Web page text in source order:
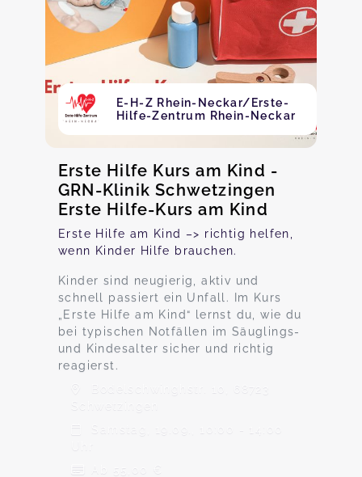
E-H-Z Rhein-Neckar/Erste-
Hilfe-Zentrum Rhein-Neckar
Erste Hilfe Kurs am Kind -
GRN-Klinik Schwetzingen
Erste Hilfe-Kurs am Kind
Erste Hilfe am Kind –> richtig helfen,
wenn Kinder Hilfe brauchen.
Kinder sind neugierig, aktiv und
schnell passiert ein Unfall. Im Kurs
„Erste Hilfe am Kind“ lernst du, wie du
bei typischen Notfällen im Säuglings-
und Kindesalter sicher und richtig
reagierst.
Bodelschwinghstr. 10, 68723
Schwetzingen
Samstag, 19.09., 10:00 - 14:00
Ab 55,00 €